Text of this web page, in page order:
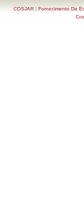
COSJAR| Fornecimento De